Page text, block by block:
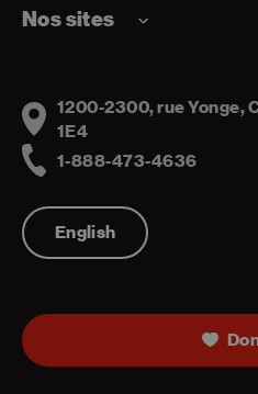
Nos sites
Address
1200-2300, rue Yonge,
1E4
1-888-473-4636
English